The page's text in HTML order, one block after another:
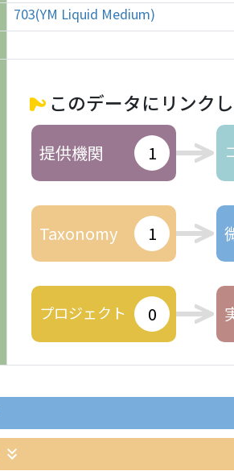
703(YM Liquid Medium)
このデータにリンク
提供機関 1
Taxonomy 1
プロジェクト 0